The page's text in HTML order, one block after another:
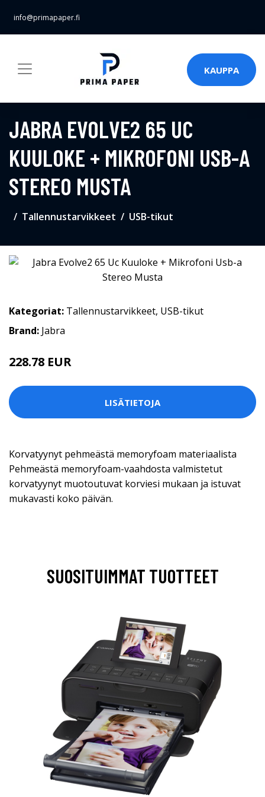
info@primapaper.fi
KAUPPA
JABRA EVOLVE2 65 UC
KUULOKE + MIKROFONI USB-A
STEREO MUSTA
Tallennustarvikkeet USB-tikut
Kategoriat: Tallennustarvikkeet, USB-tikut
Brand: Jabra
228.78 EUR
LISÄTIETOJA
Korvatyynyt pehmeästä memoryfoam materiaalista
Pehmeästä memoryfoam-vaahdosta valmistetut
korvatyynyt muotoutuvat korviesi mukaan ja istuvat
mukavasti koko päivän.
SUOSITUIMMAT TUOTTEET